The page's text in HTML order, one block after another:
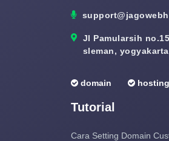
Jl Pamularsih
sleman,
domain hosting
Tutorial
Cara Setting Domain